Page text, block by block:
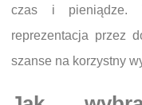
czas i pieniądze.
reprezentacja przez
szanse na korzystny